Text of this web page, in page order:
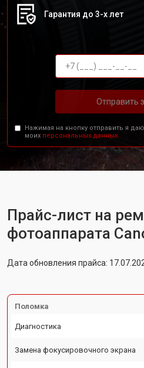
Гарантия до 3-х лет
Отправить
Нажимая на кнопку отправить я
моих персональных данных.
Прайс-лист на
фотоаппарата
Дата обновления прайса:
Поломка
Диагностика
Замена фокусировочного экрана